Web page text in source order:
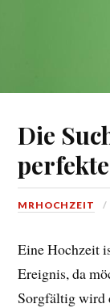
Die
MRHOCHZEIT
Eine Hochzeit
Ereignis, da
Sorgfältig wird